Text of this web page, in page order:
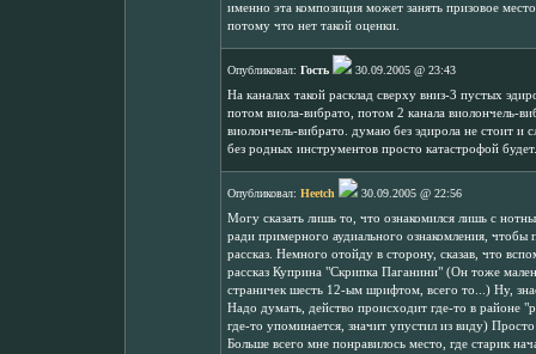
именно эта композиция может занять призовое
потому что нет такой оценки.
Опубликовал: Гость
30.09.2005 @ 23:43
На каналах такой расклад сверху вниз-3 пустых
потом виола-вибрато, потом 2 канала виолончель-
виолончель-вибрато. думаю без эдирола не стоит и
без родных инструментов просто катастрофой
Опубликовал: Heetch
30.09.2005 @ 22:56
Могу сказать лишь то, что ознакомился лишь с
ради примерного аудиального ознакомления,
рассказ. Немного отойду в сторону, сказав, что
рассказ Куприна "Скрипка Паганини" (Он тоже
страничек шесть 12-ым шрифтом, всего то...) Ну,
Надо думать, действо происходит где-то в районе
где-то упоминается, значит упустил из виду)
Больше всего мне понравилось место, где старик